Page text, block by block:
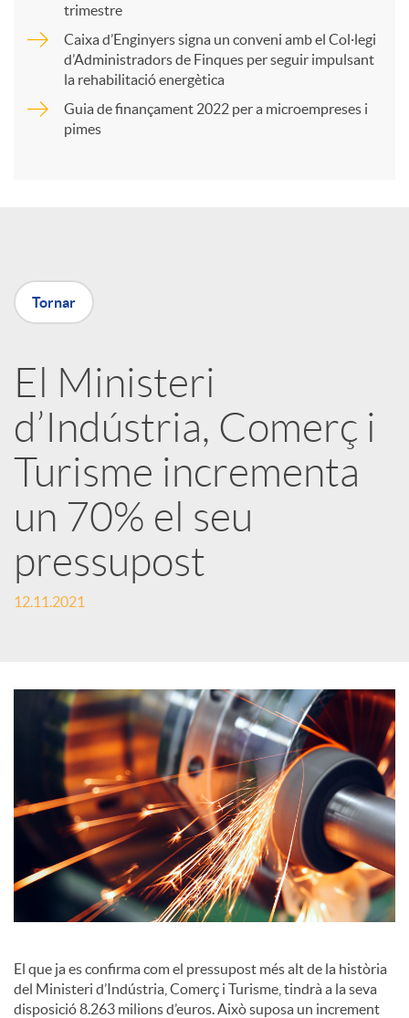
r
X
a
r
x
e
s
o
c
i
a
l
trimestre
Caixa d’Enginyers signa un conveni amb el Col·legi
d’Administradors de Finques per seguir impulsant
la rehabilitació energètica
Guia de finançament 2022 per a microempreses i
pimes
Tornar
El Ministeri
d’Indústria, Comerç i
Turisme incrementa
un 70% el seu
pressupost
12.11.2021
El que ja es confirma com el pressupost més alt de la història
del Ministeri d’Indústria, Comerç i Turisme, tindrà a la seva
disposició 8.263 milions d’euros. Això suposa un increment